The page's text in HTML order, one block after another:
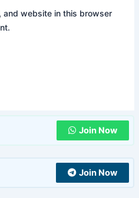
and website in this browser
Join Now
Join Now